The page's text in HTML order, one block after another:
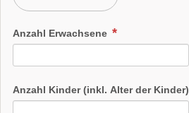
Anzahl Erwachsene
Anzahl Kinder (inkl. Alter der Kinder)